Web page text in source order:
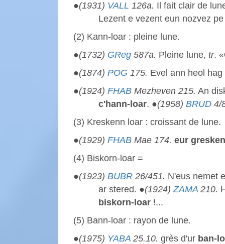
●(1931) VALL 126a. Il fait clair de
Lezent e vezent eun nozvez
(2) Kann-loar : pleine lune.
●(1732) GReg 587a. Pleine lune, tr. «
●(1874) POG 175. Evel ann heol hag
●(1924) FHAB Mezheven 215. An
c'hann-loar. ●(1958) BRUD 4/
(3) Kreskenn loar : croissant de lune.
●(1929) FHAB Mae 174. eur
(4) Biskorn-loar =
●(1923) BUBR 26/451. N'eus nemet
ar stered. ●(1924)ZAMA 210.
biskorn-loar !...
(5) Bann-loar : rayon de lune.
●(1975) YABA 25.10. grès d'ur ban-